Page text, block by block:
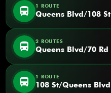
directions_bus 1 ROUTE
Queens Blvd/108 St
directions_bus 2 ROUTES
Queens Blvd/70 Rd
directions_bus 1 ROUTE
108 St/Queens Blvd